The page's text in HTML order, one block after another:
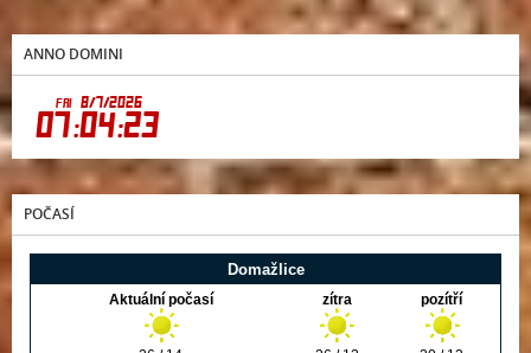
ANNO DOMINI
POČASÍ